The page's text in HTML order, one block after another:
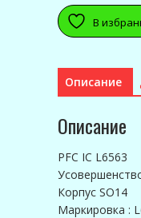
В
Описание
Описание
PFC IC L6563
Корпус SO14
Маркировка :